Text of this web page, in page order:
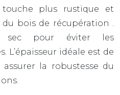
plus rustique et
bois de récupération .
sec pour éviter les
L’épaisseur idéale est de
la robustesse du